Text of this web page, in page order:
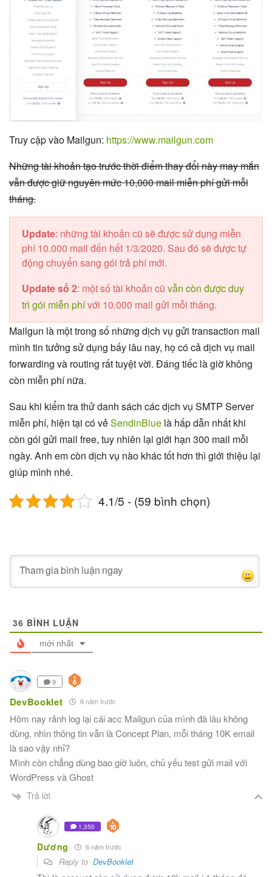
Truy cập vào Mailgun: https://www.mailgun.com
Những tài khoản tạo trước thời điểm thay đổi này may mắn
vẫn được giữ nguyên mức 10,000 mail miễn phí gửi mỗi
tháng.
Update: những tài khoản cũ sẽ được sử dụng miễn
phí 10.000 mail đến hết 1/3/2020. Sau đó sẽ được tự
động chuyển sang gói trả phí mới.
Update số 2: một số tài khoản cũ vẫn còn được duy
trì gói miễn phívới 10.000 mail gửi mỗi tháng.
Mailgun là một trong số những dịch vụ gửi transaction mail
mình tin tưởng sử dụng bấy lâu nay, họ có cả dịch vụ mail
forwarding và routing rất tuyệt vời. Đáng tiếc là giờ không
còn miễn phí nữa.
Sau khi kiểm tra thử danh sách các dịch vụ SMTP Server
miễn phí, hiện tại có vẻSendinBluelà hấp dẫn nhất khi
còn gói gửi mail free, tuy nhiên lại giới hạn 300 mail mỗi
ngày. Anh em còn dịch vụ nào khác tốt hơn thì giới thiệu lại
giúp mình nhé.
4.1/5 - (59 bình chọn)
36 BÌNH LUẬN
mới nhất
9
DevBooklet 6 năm trước
Hôm nay rảnh log lại cái acc Mailgun của mình đã lâu không
dùng, nhìn thông tin vẫn là Concept Plan, mỗi tháng 10K email
là sao vậy nhỉ?
Mình còn chẳng dùng bao giờ luôn, chủ yếu test gửi mail với
WordPress và Ghost
Trả lời
1,350
Dương 6 năm trước
Reply toDevBooklet